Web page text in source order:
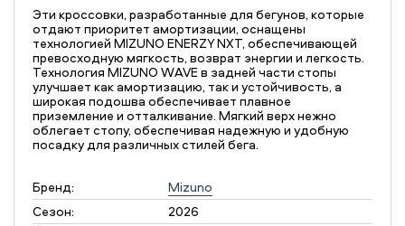
Эти кроссовки, разработанные для бегунов, которые
отдают приоритет амортизации, оснащены
технологией MIZUNO ENERZY NXT, обеспечивающей
превосходную мягкость, возврат энергии и легкость.
Технология MIZUNO WAVE в задней части стопы
улучшает как амортизацию, так и устойчивость, а
широкая подошва обеспечивает плавное
приземление и отталкивание. Мягкий верх нежно
облегает стопу, обеспечивая надежную и удобную
посадку для различных стилей бега.
Бренд:
Mizuno
Сезон:
2026